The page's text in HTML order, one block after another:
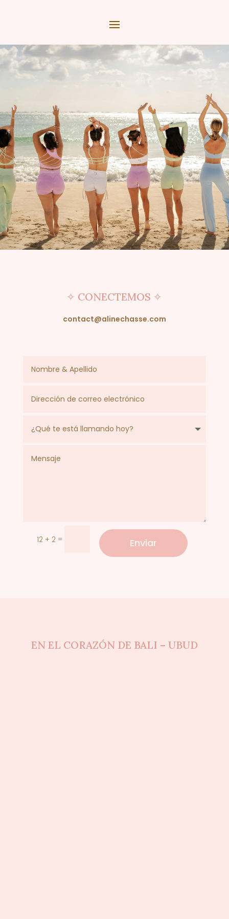
✧ CONECTEMOS ✧
contact@alinechasse.com
12 + 2= Enviar
EN EL CORAZÓN DE BALI – UBUD